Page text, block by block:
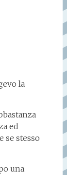
la
ed
se stesso
una